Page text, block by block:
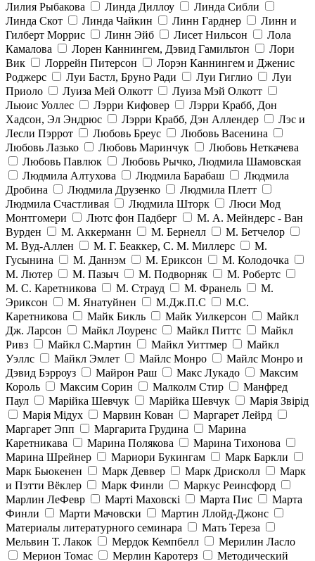
Лилия Рыбакова
Линда Диллоу
Линда Сибли
Линда Скот
Линда Чайкин Линн Гарднер
Линн и
Гилберт Моррис
Линн Эйб Лисет Нильсон
Лола
Камалова
Лорен Каннингем, Дэвид Гамильтон
Лори
Вик
Лоррейн Питерсон
Лорэн Каннингем и Дженис
Роджерс
Луи Бастл, Бруно Ради Луи Гиглио
Луи
Приоло
Луиза Мей Олкотт
Луиза Мэй Олкотт
Льюис Уоллес
Лэрри Кифовер
Лэрри Крабб, Дон
Хадсон, Эл Эндрюс
Лэрри Крабб, Дэн Аллендер
Лэс и
Лесли Пэррот
Любовь Бреус
Любовь Васенина
Любовь Лазько
Любовь Маринчук
Любовь Неткачева
Любовь Павлюк
Любовь Рычко, Людмила Шамовская
Людмила Алтухова
Людмила Барабаш
Людмила
Дробина
Людмила Друзенко
Людмила Плетт
Людмила Счастливая
Людмила Шторк
Люси Мод
Монтгомери
Лютс фон Падберг
М. А. Мейндерс - Ван
Вурден
М. Аккерманн М. Бернелл
М. Бетчелор
М. Вуд-Аллен
М. Г. Беаккер, С. М. Миллерс
М.
Гусынина
М. Даннэм М. Ериксон
М. Колодочка
М. Лютер
М. Пазыч М. Подворняк
М. Робертс
М. С. Каретникова
М. Страуд М. Франель
М.
Эриксон
М. Янатуйнен М.Дж.П.С
М.С.
Каретникова
Майк Бикль Майк Уилкерсон
Майкл
Дж. Ларсон
Майкл Лоуренс Майкл Питтс
Майкл
Ривз
Майкл С.Мартин Майкл Уиттмер
Майкл
Уэллс
Майкл Эмлет Майлс Монро
Майлс Монро и
Дэвид Бэрроуз
Майрон Раш Макс Лукадо
Максим
Король
Максим Сорин Малколм Стир
Манфред
Паул
Марійка Шевчук Марійка Шевчук
Марія Звірід
Марія Мідух
Марвин Кован
Маргарет Лейрд
Маргарет Эпп
Маргарита Грудина
Марина
Каретникава
Марина Полякова
Марина Тихонова
Марина Шрейнер
Мариори Букингам
Марк Баркли
Марк Бьюкенен
Марк Деввер Марк Дрисколл
Марк
и Пэтти Вёклер
Марк Финли
Маркус Реинсфорд
Марлин ЛеФевр
Марті Маховскі Марта Пис
Марта
Финли
Марти Мачовски
Мартин Ллойд-Джонс
Материалы литературного семинара
Мать Тереза
Мельвин Т. Лакок
Мердок Кемпбелл
Мерилин Ласло
Мерион Томас
Мерлин Каротерз Методический